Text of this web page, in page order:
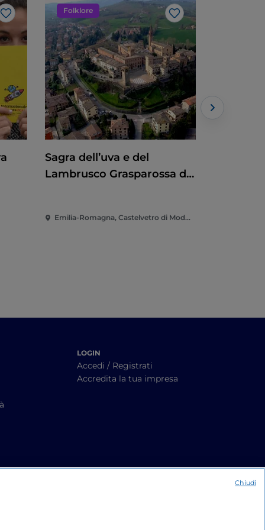
Like
Folklore
Like
Sagra dell’uva e del
Lambrusco Grasparossa di
Emilia-Romagna, Castelvetro di Modena
LOGIN
Accedi / Registrati
Accredita la tua impresa
Chiudi